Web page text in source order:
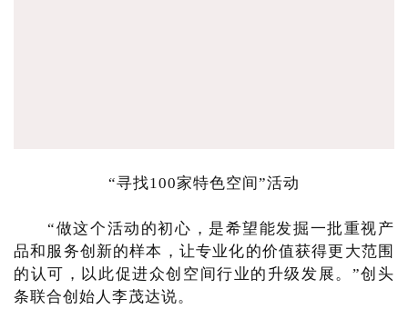
“寻找100家特色空间”活动
“做这个活动的初心，是希望能发掘一批重视产
品和服务创新的样本，让专业化的价值获得更大范围
的认可，以此促进众创空间行业的升级发展。”创头
条联合创始人李茂达说。